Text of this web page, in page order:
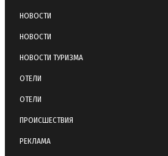
НОВОСТИ
НОВОСТИ
НОВОСТИ ТУРИЗМА
ОТЕЛИ
ОТЕЛИ
ПРОИСШЕСТВИЯ
РЕКЛАМА